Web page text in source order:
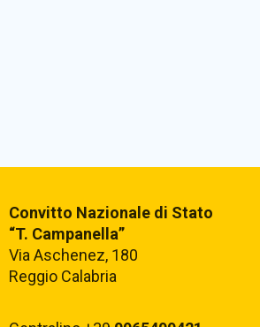
Convitto Nazionale di Stato
“T. Campanella”
Via Aschenez, 180
Reggio Calabria